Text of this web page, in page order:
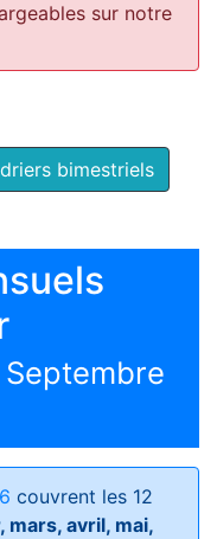
sur notre
bimestriels
couvrent les 12
mars, avril, mai,